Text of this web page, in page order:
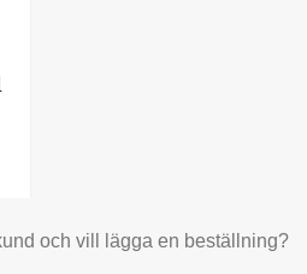
och vill lägga en beställning?